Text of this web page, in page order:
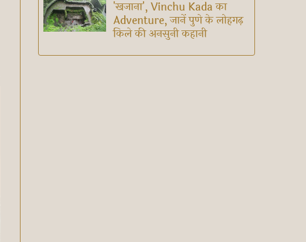
'खजाना', Vinchu Kada का
Adventure, जानें पुणे के लोहगढ़
किले की अनसुनी कहानी